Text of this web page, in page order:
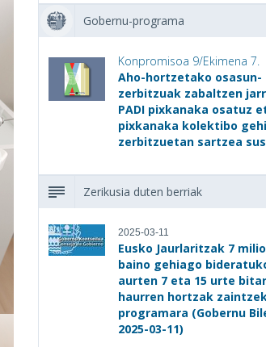
Gobernu-programa
Konpromisoa 9/Ekimena 7.
Aho-hortzetako osasun-
zerbitzuak zabaltzen
PADI pixkanaka osatuz
pixkanaka kolektibo
zerbitzuetan sartzea
Zerikusia duten berriak
2025-03-11
Eusko Jaurlaritzak 7
baino gehiago
aurten 7 eta 15 urte
haurren hortzak
programara (Gobernu
2025-03-11)